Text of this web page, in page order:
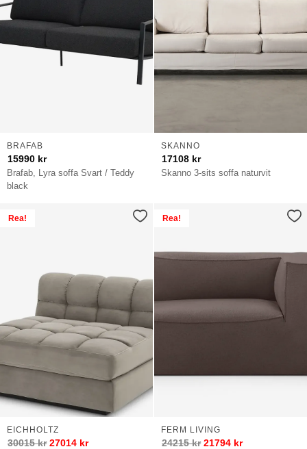
soffor
Brafab, Lyra soffa Svart / Teddy
black
BRAFAB
15990 kr
Skanno 3-sits soffa naturvit
SKANNO
17108 kr
Rea!
EICHHOLTZ
30015kr 27014 kr
Rea!
FERM LIVING
24215kr 21794 kr